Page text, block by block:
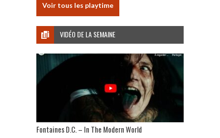
Voir tous les playtime
VIDÉO DE LA SEMAINE
Fontaines D.C. – In The Modern World